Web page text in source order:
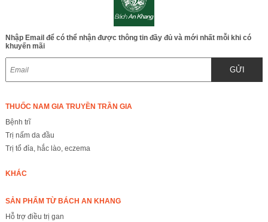
Nhập Email để có thể nhận được thông tin đầy đủ và mới nhất mỗi khi có
khuyến mãi
GỬI
THUỐC NAM GIA TRUYỀN TRẦN GIA
Bệnh trĩ
Trị nấm da đầu
Trị tổ đỉa, hắc lào, eczema
KHÁC
SẢN PHẨM TỪ BÁCH AN KHANG
Hỗ trợ điều trị gan